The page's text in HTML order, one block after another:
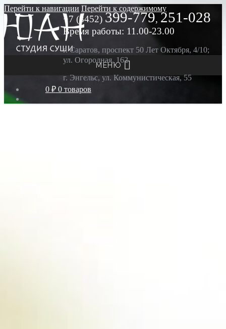
Перейти к навигации Перейти к содержимому
МЕНЮ
0 ₽ 0 товаров
+7 (8452) 399-779, 251-028
Время работы: 11.00-23.00
г. Саратов, проспект 50 Лет Октября, 4/10;
ул. Огородная, 162
г. Энгельс, ул. Коммунистическая, 55